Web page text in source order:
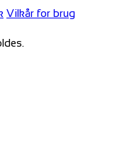
Vilkår for brug